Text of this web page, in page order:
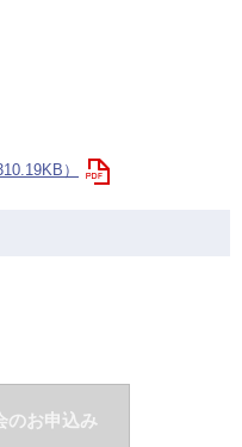
）
のお申込み